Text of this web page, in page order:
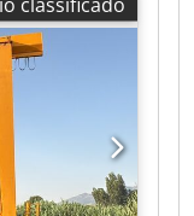
- Ligação
manuais de
ou
em